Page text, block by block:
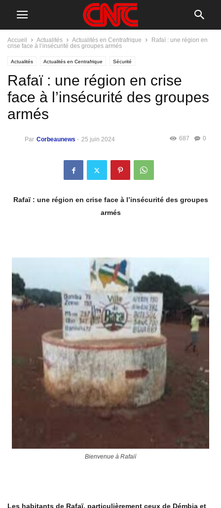
Accueil Actualités Actualités en Centrafrique
Rafaï : une région en
crise face à l’insécurité des groupes armés
Actualités Actualités en Centrafrique Sécurité
Rafaï : une région en crise
face à l’insécurité des groupes
armés
Par Corbeaunews - 25 juin 2024 0
687
Rafaï : une région en crise face à l’insécurité des groupes
armés
Bienvenue à Rafaiï
Les habitants de Rafaï, particulièrement ceux de Démbia et